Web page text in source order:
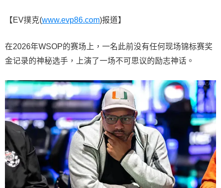
【EV撲克(www.evp86.com)报道】
在2026年WSOP的赛场上，一名此前没有任何现场锦标赛奖
金记录的神秘选手，上演了一场不可思议的励志神话。